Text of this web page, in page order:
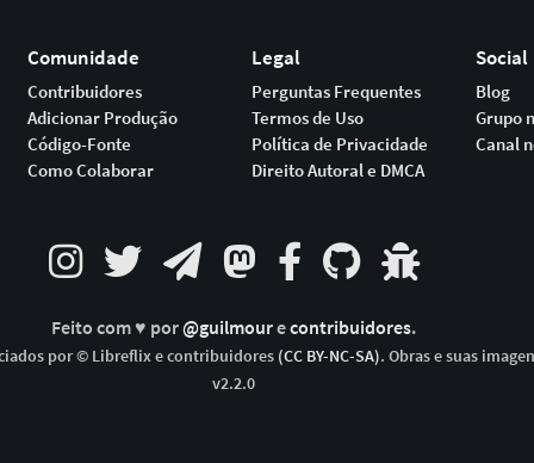
Comunidade
Contribuidores
Adicionar Produção
Código-Fonte
Como Colaborar
Legal
Perguntas Frequentes
Termos de Uso
Política de Privacidade
Direito Autoral e DMCA
Social
Blog
Grupo
Canal
Feito com ♥ por@guilmourecontribuidores.
por © Libreflix e contribuidores (CC BY-NC-SA). Obras e suas
v2.2.0